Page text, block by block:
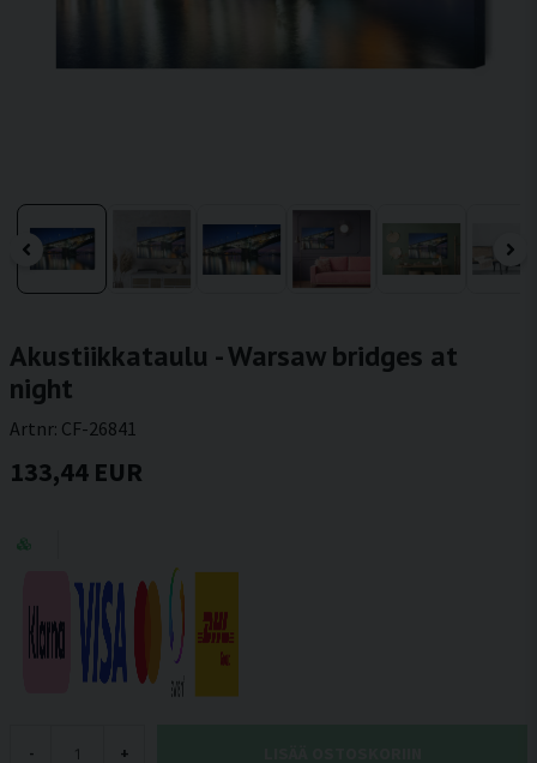
Akustiikkataulu - Warsaw bridges at
night
Artnr: CF-26841
133,44 EUR
- +